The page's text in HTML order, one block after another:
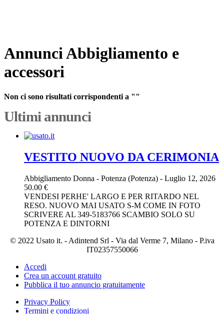
Annunci Abbigliamento e
accessori
Non ci sono risultati corrispondenti a ""
Ultimi annunci
VESTITO NUOVO DA CERIMONIA
Abbigliamento Donna - Potenza (Potenza) - Luglio 12, 2026
50.00 €
VENDESI PERHE' LARGO E PER RITARDO NEL
RESO. NUOVO MAI USATO S-M COME IN FOTO
SCRIVERE AL 349-5183766 SCAMBIO SOLO SU
POTENZA E DINTORNI
© 2022 Usato it. - Adintend Srl - Via dal Verme 7, Milano - P.iva
IT02357550066
Accedi
Crea un account gratuito
Pubblica il tuo annuncio gratuitamente
Privacy Policy
Termini e condizioni